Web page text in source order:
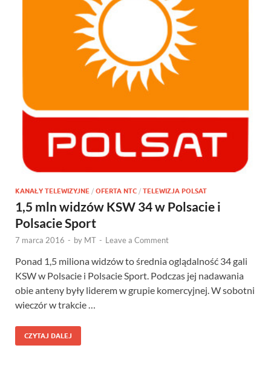
KANAŁY TELEWIZYJNE / OFERTA NTC / TELEWIZJA POLSAT
1,5 mln widzów KSW 34 w Polsacie i
Polsacie Sport
7 marca 2016 - by MT - Leave a Comment
Ponad 1,5 miliona widzów to średnia oglądalność 34 gali
KSW w Polsacie i Polsacie Sport. Podczas jej nadawania
obie anteny były liderem w grupie komercyjnej. W sobotni
wieczór w trakcie …
CZYTAJ DALEJ